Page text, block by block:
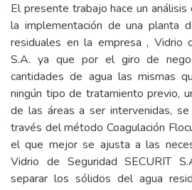
El presente trabajo hace un
la implementación de una planta
residuales en la empresa , Vidrio
S.A. ya que por el giro de
cantidades de agua las mismas
ningún tipo de tratamiento previo,
de las áreas a ser intervenidas,
través del método Coagulación
el que mejor se ajusta a las
Vidrio de Seguridad SECURIT
separar los sólidos del agua